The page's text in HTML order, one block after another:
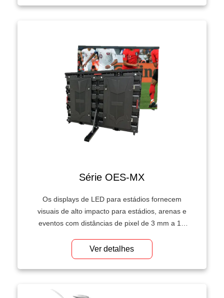
instalação.
Série OES-MX
Os displays de LED para estádios fornecem
visuais de alto impacto para estádios, arenas e
eventos com distâncias de pixel de 3 mm a 10
Ver detalhes